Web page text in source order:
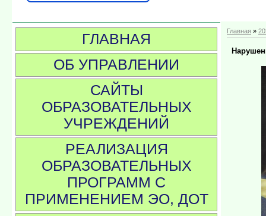
ГЛАВНАЯ
ОБ УПРАВЛЕНИИ
САЙТЫ
ОБРАЗОВАТЕЛЬНЫХ
УЧРЕЖДЕНИЙ
РЕАЛИЗАЦИЯ
ОБРАЗОВАТЕЛЬНЫХ
ПРОГРАММ С
ПРИМЕНЕНИЕМ ЭО, ДОТ
Главная »